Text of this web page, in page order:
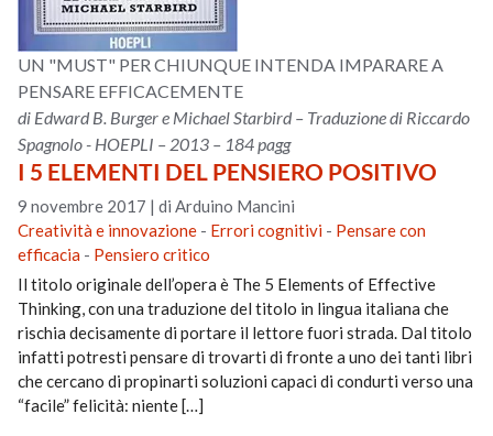
UN "MUST" PER CHIUNQUE INTENDA IMPARARE A
PENSARE EFFICACEMENTE
di Edward B. Burger e Michael Starbird – Traduzione di Riccardo
Spagnolo - HOEPLI – 2013 – 184 pagg
I 5 ELEMENTI DEL PENSIERO POSITIVO
9 novembre 2017 |di Arduino Mancini
Creatività e innovazione - Errori cognitivi - Pensare con
efficacia - Pensiero critico
Il titolo originale dell’opera è The 5 Elements of Effective
Thinking, con una traduzione del titolo in lingua italiana che
rischia decisamente di portare il lettore fuori strada. Dal titolo
infatti potresti pensare di trovarti di fronte a uno dei tanti libri
che cercano di propinarti soluzioni capaci di condurti verso una
“facile” felicità: niente […]